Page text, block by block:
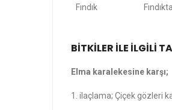
Fındık
BİTKİLER İLE İLGİLİ
Elma karalekesine karşı;
1. ilaçlama; Çiçek gözleri